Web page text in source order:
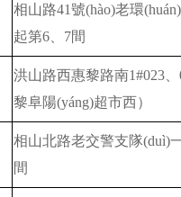
相山路41號(hào)老環
起第6、7間
洪山路西惠黎路南1#023
黎阜陽(yáng)超市西）
相山北路老交警支隊(duì)
間